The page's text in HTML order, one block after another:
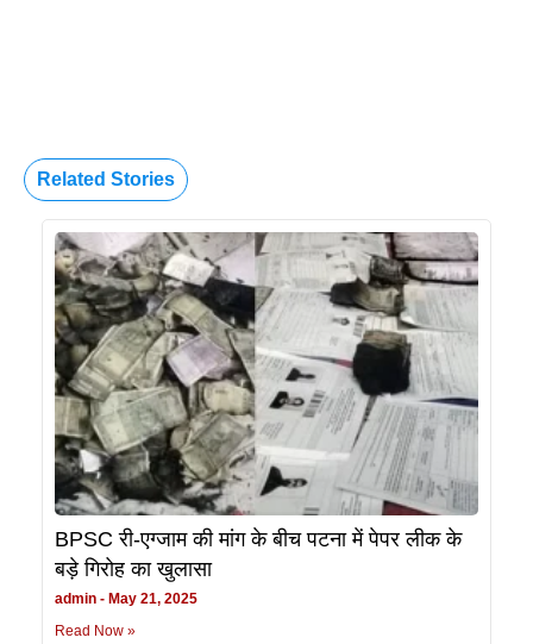
Related Stories
BPSC री-एग्जाम की मांग के बीच पटना में पेपर लीक के
बड़े गिरोह का खुलासा
admin
May 21, 2025
Read Now »